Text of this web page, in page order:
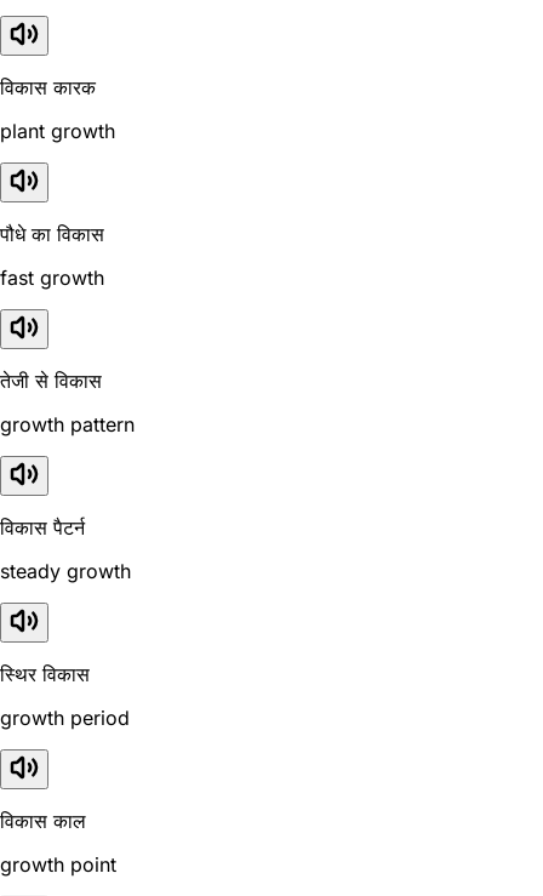
विकास कारक
plant growth
पौधे का विकास
fast growth
तेजी से विकास
growth pattern
विकास पैटर्न
steady growth
स्थिर विकास
growth period
विकास काल
growth point